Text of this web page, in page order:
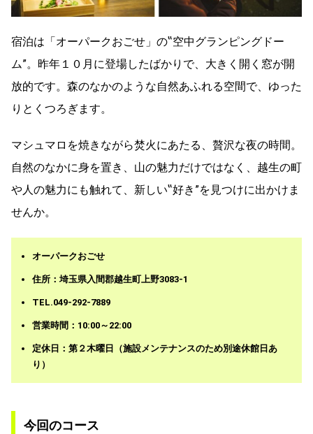
宿泊は「オーパークおごせ」の‟空中グランピングドー
ム”。昨年１０月に登場したばかりで、大きく開く窓が開
放的です。森のなかのような自然あふれる空間で、ゆった
りとくつろぎます。
マシュマロを焼きながら焚火にあたる、贅沢な夜の時間。
自然のなかに身を置き、山の魅力だけではなく、越生の町
や人の魅力にも触れて、新しい‟好き”を見つけに出かけま
せんか。
オーパークおごせ
住所：埼玉県入間郡越生町上野3083-1
TEL.049-292-7889
営業時間：10:00～22:00
定休日：第２木曜日（施設メンテナンスのため別途休館日あ
り）
今回のコース